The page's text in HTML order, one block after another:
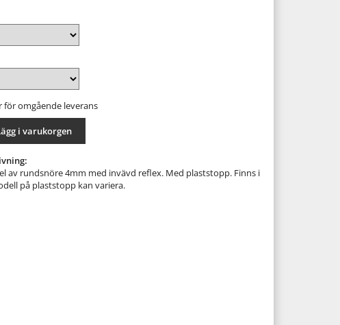
för omgående leverans
i varukorgen
av rundsnöre 4mm med invävd reflex. Med plaststopp. Finns i
på plaststopp kan variera.